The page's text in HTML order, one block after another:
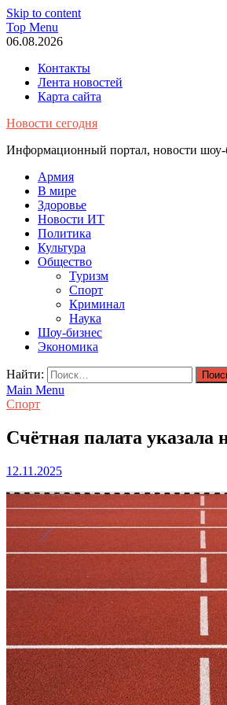
Skip to content
Top Menu
06.08.2026
Контакты
Лента новостей
Карта сайта
Новости сегодня
Информационный портал, новости шоу-
Армия
В мире
Здоровье
Новости ИТ
Политика
Культура
Общество
Туризм
Спорт
Криминал
Наука
Шоу-бизнес
Экономика
Найти:
Main Menu
Спорт
Счётная палата
12.11.2025